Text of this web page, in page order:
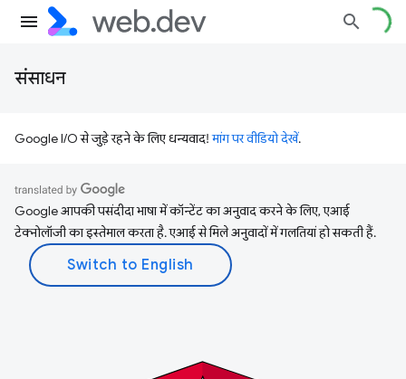
संसाधन
Google I/O से जुड़े रहने के लिए धन्यवाद!मांग पर वीडियो देखें.
Google आपकी पसंदीदा भाषा में कॉन्टेंट का अनुवाद करने के लिए, एआई
टेक्नोलॉजी का इस्तेमाल करता है. एआई से मिले अनुवादों में गलतियां हो सकती हैं.